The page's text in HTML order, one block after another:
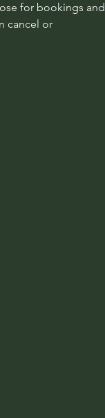
for bookings and
cancel or